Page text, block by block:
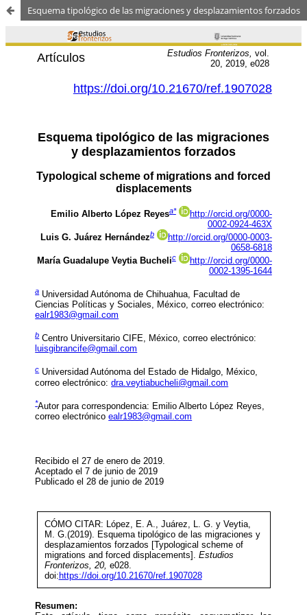
Esquema tipológico de las migraciones y desplazamientos forzados